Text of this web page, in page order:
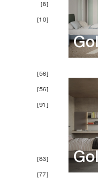
8
10
56
56
91
83
77